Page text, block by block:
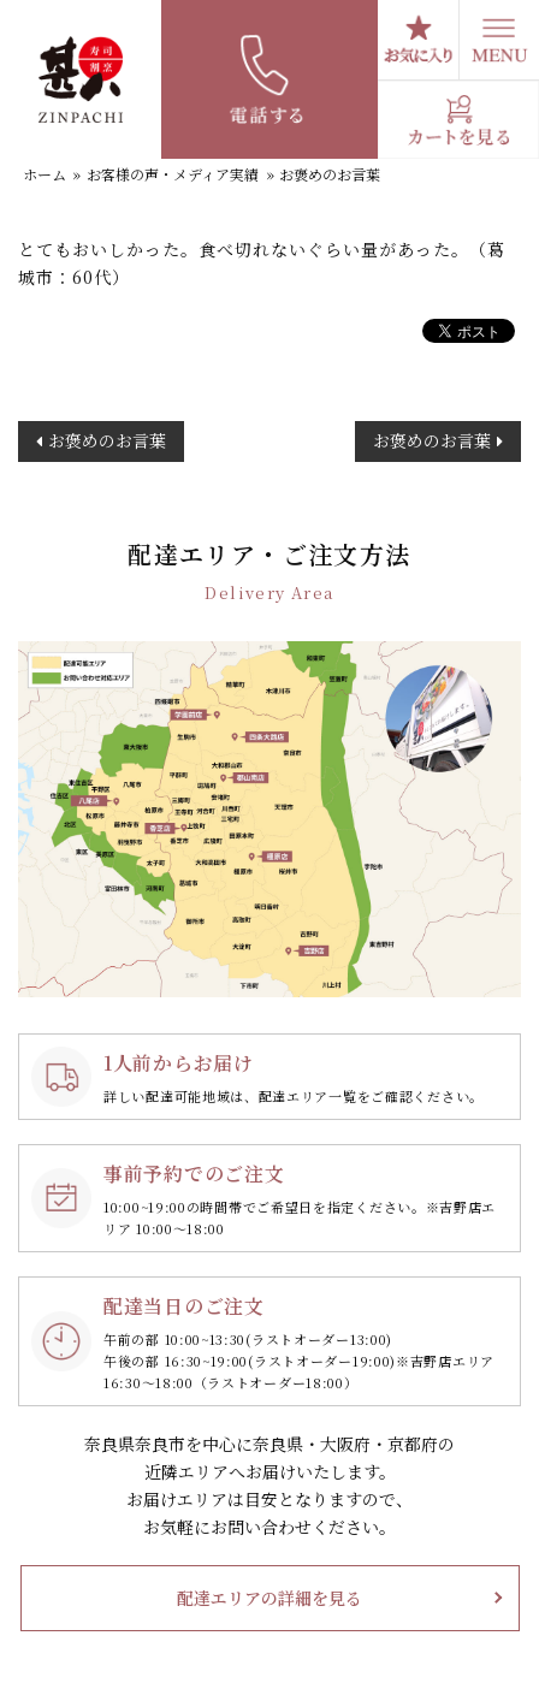
お褒めのお言葉
ホーム » お客様の声・メディア実績 » お褒めのお言葉
とてもおいしかった。食べ切れないぐらい量があった。（葛
城市：60代）
稿
ン
お褒めのお言葉 お褒めのお言葉
配達エリア・ご注文方法
Delivery Area
1人前からお届け
詳しい配達可能地域は、配達エリア一覧をご確認ください。
事前予約でのご注文
10:00~19:00の時間帯でご希望日を指定ください。 ※吉野店エ
リア 10:00～18:00
配達当日のご注文
午前の部 10:00~13:30(ラストオーダー13:00)
午後の部 16:30~19:00(ラストオーダー19:00)※吉野店エリア
16:30～18:00（ラストオーダー18:00）
奈良県奈良市を中心に奈良県・大阪府・京都府の
近隣エリアへお届けいたします。
お届けエリアは目安となりますので、
お気軽にお問い合わせください。
配達エリアの詳細を見る